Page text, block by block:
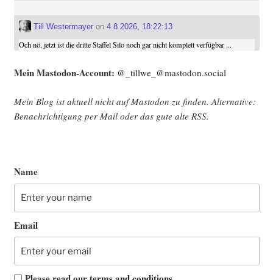
Till Westermayeron 4.8.2026, 18:22:13
Och nö, jetzt ist die dritte Staffel Silo noch gar nicht komplett verfügbar ...
Mein Mast­o­don-Account: @_tillwe_@mastodon.social
Mein Blog ist aktu­ell nicht auf Mast­o­don zu fin­den. Alter­na­ti­ve:
Benach­rich­ti­gung per Mail oder das gute alte RSS.
Name
Email